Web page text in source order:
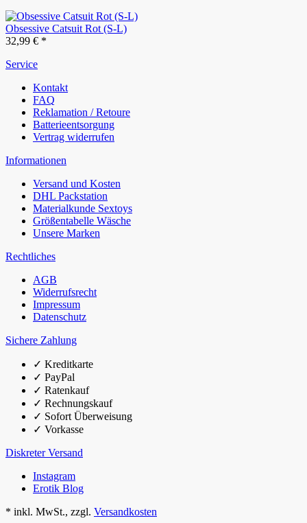
Obsessive Catsuit Rot (S-L)
32,99 € *
Service
Kontakt
FAQ
Reklamation / Retoure
Batterieentsorgung
Vertrag widerrufen
Informationen
Versand und Kosten
DHL Packstation
Materialkunde Sextoys
Größentabelle Wäsche
Unsere Marken
Rechtliches
AGB
Widerrufsrecht
Impressum
Datenschutz
Sichere Zahlung
✓ Kreditkarte
✓ PayPal
✓ Ratenkauf
✓ Rechnungskauf
✓ Sofort Überweisung
✓ Vorkasse
Diskreter Versand
Instagram
Erotik Blog
* inkl. MwSt., zzgl. Versandkosten